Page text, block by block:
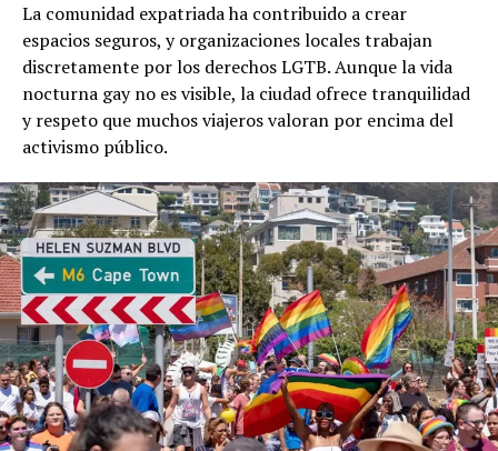
La comunidad expatriada ha contribuido a crear
espacios seguros, y organizaciones locales trabajan
discretamente por los derechos LGTB. Aunque la vida
nocturna gay no es visible, la ciudad ofrece tranquilidad
y respeto que muchos viajeros valoran por encima del
activismo público.